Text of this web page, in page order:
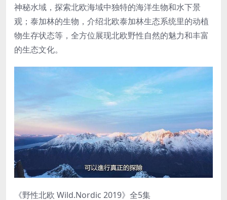
神秘水域，探索北欧海域中独特的海洋生物和水下景
观；泰加林的生物，介绍北欧泰加林生态系统里的动植
物生存状态等，全方位展现北欧野性自然的魅力和丰富
的生态文化。
《野性北欧 Wild.Nordic 2019》全5集